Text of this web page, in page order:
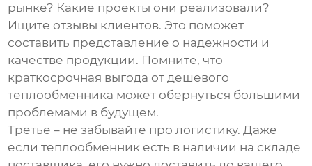
рынке? Какие проекты они реализовали?
Ищите отзывы клиентов. Это поможет
составить представление о надежности и
качестве продукции. Помните, что
краткосрочная выгода от дешевого
теплообменника может обернуться большими
проблемами в будущем.
Третье – не забывайте про логистику. Даже
еслитеплообменник есть в наличии на складе